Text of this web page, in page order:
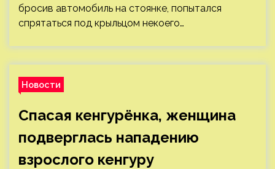
бросив автомобиль на стоянке, попытался
спрятаться под крыльцом некоего…
Новости
Спасая кенгурёнка, женщина
подверглась нападению
взрослого кенгуру